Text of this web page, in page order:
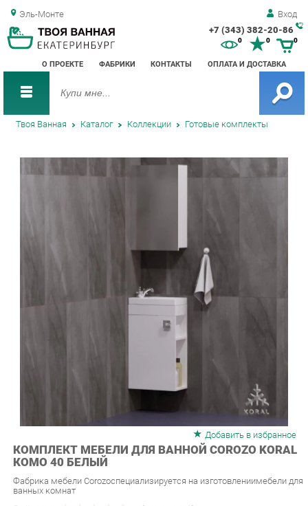
Эль-Монте Вход
+7 (343) 382-20-86
О ПРОЕКТЕ ФАБРИКИ КОНТАКТЫ ОПЛАТА И ДОСТАВКА
0 0
Твоя Ванная Каталог Коллекции Готовые комплекты
Добавить в избранное
КОМПЛЕКТ МЕБЕЛИ ДЛЯ ВАННОЙ COROZO KORAL
КОМО 40 БЕЛЫЙ
Фабрика мебели Corozoспециализируется на изготовлениимебели для
Рейтинг: (голосов: